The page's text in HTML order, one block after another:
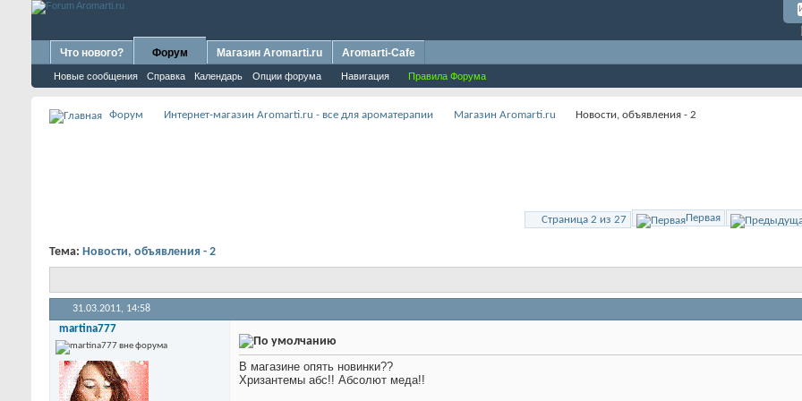
Что нового? Форум
Новые сообщения Справка Календарь Опции форума Навигация Правила Форума
Магазин Aromarti.ru Aromarti-Cafe
Форум Интернет-магазин Aromarti.ru - все для ароматерапии Магазин Aromarti.ru Новости, объявления - 2
Страница 2 из 27 Первая
Тема: Новости, объявления - 2
31.03.2011, 14:58
martina777
В магазине опять новинки??
Хризантемы абс!! Абсолют меда!!